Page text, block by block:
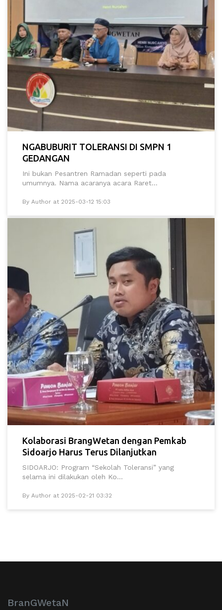
NGABUBURIT TOLERANSI DI SMPN 1
GEDANGAN
Ini bukan Pesantren Ramadan seperti pada
umumnya. Nama acaranya acara Raret...
By Author at 2025-03-12 15:03
Kolaborasi BrangWetan dengan Pemkab
Sidoarjo Harus Terus Dilanjutkan
SIDOARJO: Program “Sekolah Toleransi” yang
selama ini dilakukan oleh Ko...
By Author at 2025-02-21 03:32
BranGWetaN